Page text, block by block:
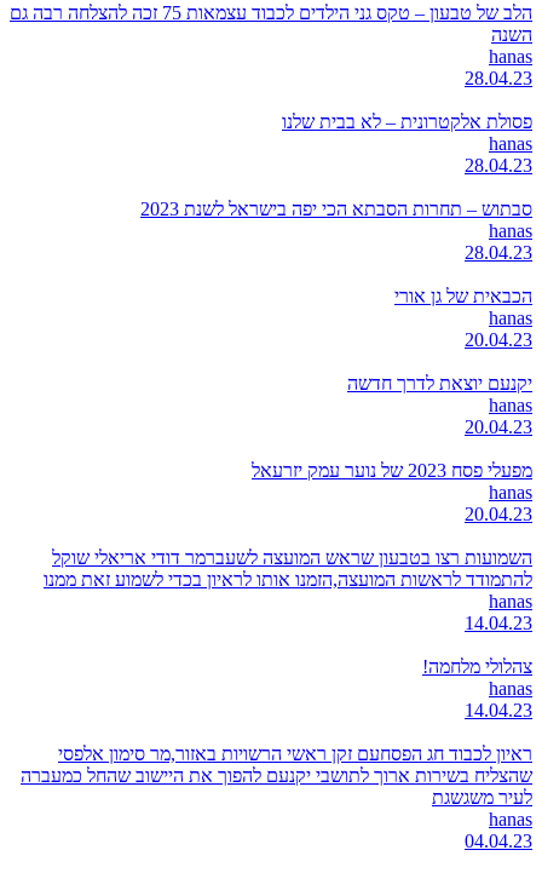
הלב של טבעון – טקס גני הילדים לכבוד עצמאות 75 זכה להצלחה רבה גם
השנה
hanas
28.04.23
פסולת אלקטרונית – לא בבית שלנו
hanas
28.04.23
סבתוש – תחרות הסבתא הכי יפה בישראל לשנת 2023
hanas
28.04.23
הכבאית של גן אורי
hanas
20.04.23
יקנעם יוצאת לדרך חדשה
hanas
20.04.23
מפעלי פסח 2023 של נוער עמק יזרעאל
hanas
20.04.23
השמועות רצו בטבעון שראש המועצה לשעברמר דודי אריאלי שוקל
להתמודד לראשות המועצה,הזמנו אותו לראיון בכדי לשמוע זאת ממנו
hanas
14.04.23
צהלולי מלחמה!
hanas
14.04.23
ראיון לכבוד חג הפסחעם זקן ראשי הרשויות באזור,מר סימון אלפסי
שהצליח בשירות ארוך לתושבי יקנעם להפוך את היישוב שהחל כמעברה
לעיר משגשגת
hanas
04.04.23